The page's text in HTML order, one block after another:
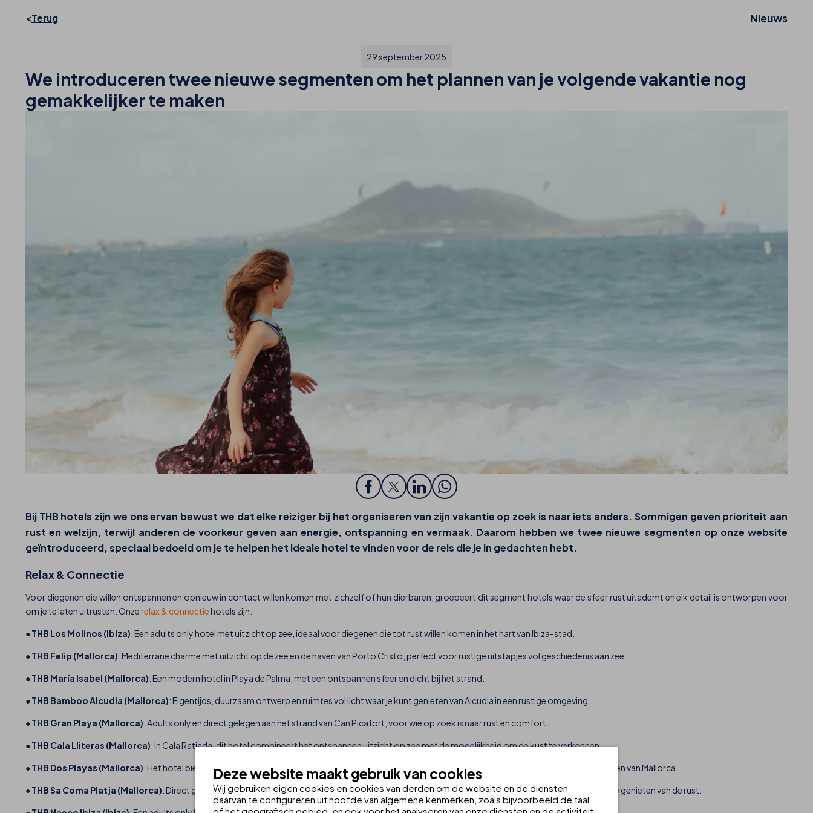
Terug Nieuws
29 september 2025
We introduceren twee nieuwe segmenten om het plannen van je volgende vakantie nog
gemakkelijker te maken
Bij THB hotels zijn we ons ervan bewust we dat elke reiziger bij het organiseren van zijn vakantie op zoek is naar iets anders. Sommigen geven prioriteit aan
rust en welzijn, terwijl anderen de voorkeur geven aan energie, ontspanning en vermaak. Daarom hebben we twee nieuwe segmenten op onze website
geïntroduceerd, speciaal bedoeld om je te helpen het ideale hotel te vinden voor de reis die je in gedachten hebt.
Relax & Connectie
Voor diegenen die willen ontspannen en opnieuw in contact willen komen met zichzelf of hun dierbaren, groepeert dit segment hotels waar de sfeer rust uitademt en elk detail is ontworpen voor
om je te laten uitrusten. Onzerelax & connectiehotels zijn:
●THB Los Molinos (Ibiza): Een adults only hotel met uitzicht op zee, ideaal voor diegenen die tot rust willen komen in het hart van Ibiza-stad.
●THB Felip (Mallorca): Mediterrane charme met uitzicht op de zee en de haven van Porto Cristo, perfect voor rustige uitstapjes vol geschiedenis aan zee.
●THB María Isabel (Mallorca): Een modern hotel in Playa de Palma, met een ontspannen sfeer en dicht bij het strand.
●THB Bamboo Alcudia (Mallorca): Eigentijds, duurzaam ontwerp en ruimtes vol licht waar je kunt genieten van Alcudia in een rustige omgeving.
●THB Gran Playa (Mallorca): Adults only en direct gelegen aan het strand van Can Picafort, voor wie op zoek is naar rust en comfort.
●THB Cala Lliteras (Mallorca): In Cala Ratjada, dit hotel combineert het ontspannen uitzicht op zee met de mogelijkheid om de kust te verkennen.
●THB Dos Playas (Mallorca): Het hotel biedt een bevoorrechte locatie in het hart van Cala Ratjada, een van de voornaamste toeristische bestemmingen van Mallorca.
●THB Sa Coma Platja (Mallorca): Direct gelegen aan het strand van Sa Coma, een ideale plek om je verbonden te voelen met de Middellandse Zee en te genieten van de rust.
Deze website maakt gebruik van cookies
Wij gebruiken eigen cookies en cookies van derden om de website en de diensten
daarvan te configureren uit hoofde van algemene kenmerken, zoals bijvoorbeeld de taal